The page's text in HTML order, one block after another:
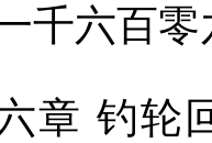
千六百
章 钓轮